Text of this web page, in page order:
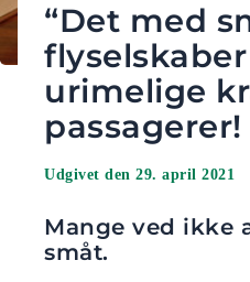
“Det med
urimelige
passagerer!
Udgivet den 29. april 2021
Mange ved ikke
småt.